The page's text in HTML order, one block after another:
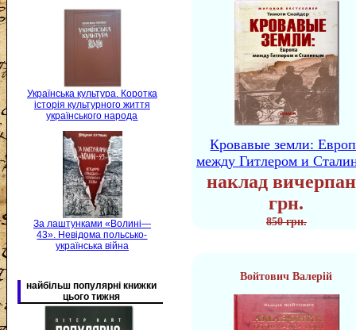
Українська культура. Коротка
історія культурного життя
українського народа
За лаштунками «Волині—
43». Невідома польсько-
українська війна
найбільш популярні книжки
цього тижня
Кровавые земли:
между Гитлером и
наклад
грн.
850 грн.
Войтович Валерій